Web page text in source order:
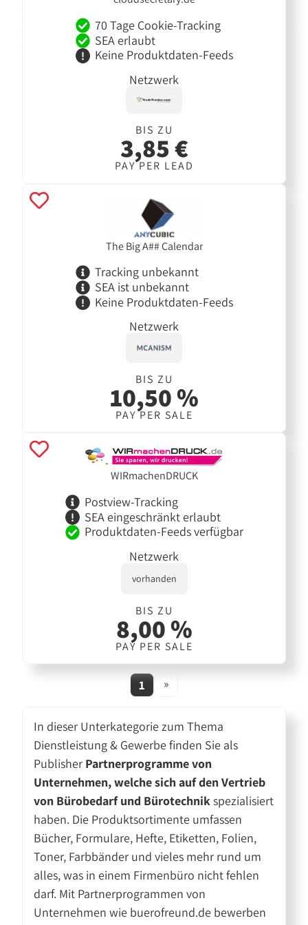
70 Tage Cookie-Tracking
SEA erlaubt
Keine Produktdaten-Feeds
Netzwerk
BIS ZU
3,85 €
PAY PER LEAD
The Big A## Calendar
Tracking unbekannt
SEA ist unbekannt
Keine Produktdaten-Feeds
Netzwerk
BIS ZU
10,50 %
PAY PER SALE
WIRmachenDRUCK
Postview-Tracking
SEA eingeschränkt erlaubt
Produktdaten-Feeds verfügbar
Netzwerk
vorhanden
BIS ZU
8,00 %
PAY PER SALE
1 »
In dieser Unterkategorie zum Thema
Dienstleistung & Gewerbe finden Sie als
Publisher Partnerprogramme von
Unternehmen, welche sich auf den Vertrieb
von Bürobedarf und Bürotechnik spezialisiert
haben. Die Produktsortimente umfassen
Bücher, Formulare, Hefte, Etiketten, Folien,
Toner, Farbbänder und vieles mehr rund um
alles, was in einem Firmenbüro nicht fehlen
darf. Mit Partnerprogrammen von
Unternehmen wie buerofreund.de bewerben